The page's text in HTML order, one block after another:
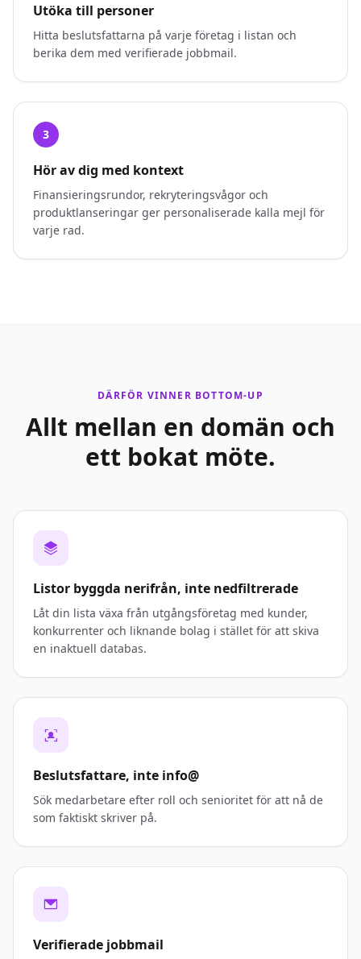
Utöka till personer
Hitta beslutsfattarna på varje företag i listan och
berika dem med verifierade jobbmail.
3
Hör av dig med kontext
Finansieringsrundor, rekryteringsvågor och
produktlanseringar ger personaliserade kalla mejl för
varje rad.
DÄRFÖR VINNER BOTTOM-UP
Allt mellan en domän och
ett bokat möte.
Listor byggda nerifrån, inte nedfiltrerade
Låt din lista växa från utgångsföretag med kunder,
konkurrenter och liknande bolag i stället för att skiva
en inaktuell databas.
Beslutsfattare, inte info@
Sök medarbetare efter roll och senioritet för att nå de
som faktiskt skriver på.
Verifierade jobbmail